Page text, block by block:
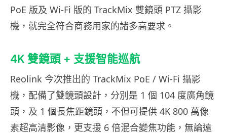
PoE 版及 Wi-Fi 版的 TrackMix 雙鏡頭 PTZ 攝影
機，就完全符合商務用家的諸多高要求。
4K 雙鏡頭 + 支援智能巡航
Reolink 今次推出的 TrackMix PoE / Wi-Fi 攝影
機，配備了雙鏡頭設計，分別是 1 個 104 度廣角鏡
頭，及 1 個長焦距鏡頭，不但可提供 4K 800 萬像
素超高清影像，更支援 6 倍混合變焦功能，無論遠